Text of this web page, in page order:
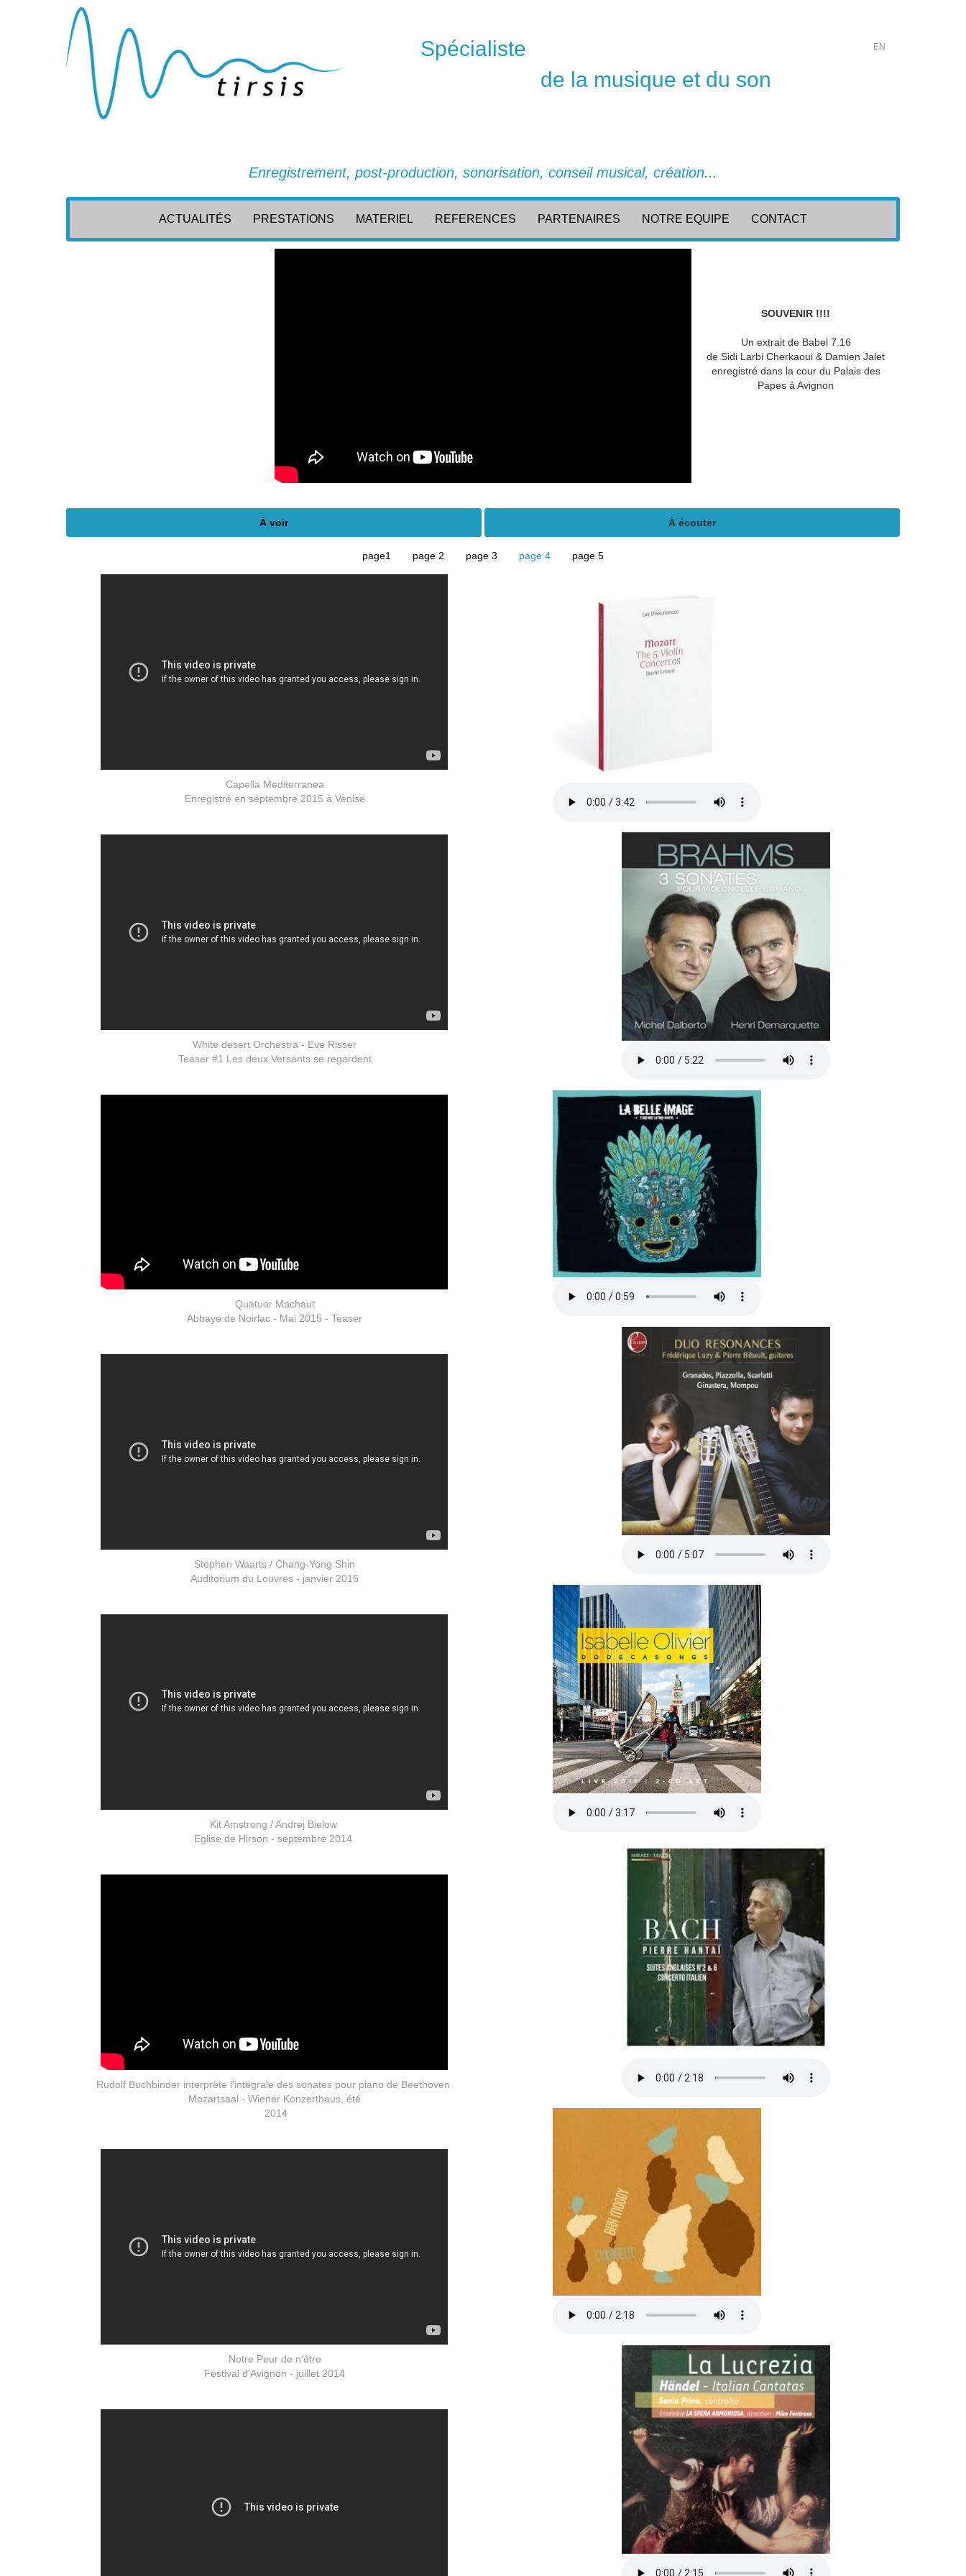
Spécialiste EN
de la musique et du son
Enregistrement, post-production, sonorisation, conseil musical, création...
ACTUALITÉS PRESTATIONS MATERIEL REFERENCES PARTENAIRES NOTRE EQUIPE CONTACT
SOUVENIR !!!!
Un extrait de Babel 7.16
de Sidi Larbi Cherkaoui & Damien Jalet
enregistré dans la cour du Palais des
Papes à Avignon
À voir À écouter
page1 page 2 page 3 page 4 page 5
Capella Mediterranea
Enregistré en septembre 2015 à Venise
White desert Orchestra - Eve Risser
Teaser #1 Les deux Versants se regardent
Quatuor Machaut
Abbaye de Noirlac - Mai 2015 - Teaser
Stephen Waarts / Chang-Yong Shin
Auditorium du Louvres - janvier 2015
Kit Amstrong / Andrej Bielow
Eglise de Hirson - septembre 2014
Rudolf Buchbinder interprète l'intégrale des sonates pour piano de Beethoven
Mozartsaal - Wiener Konzerthaus, été
2014
Notre Peur de n'être
Festival d'Avignon - juillet 2014